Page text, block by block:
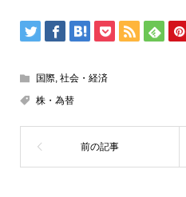
国際, 社会・経済
株・為替